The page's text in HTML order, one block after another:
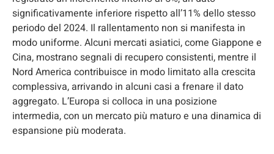
significativamente inferiore rispetto all’11% dello stesso
periodo del 2024. Il rallentamento non si manifesta in
modo uniforme. Alcuni mercati asiatici, come Giappone e
Cina, mostrano segnali di recupero consistenti, mentre il
Nord America contribuisce in modo limitato alla crescita
complessiva, arrivando in alcuni casi a frenare il dato
aggregato. L’Europa si colloca in una posizione
intermedia, con un mercato più maturo e una dinamica di
espansione più moderata.